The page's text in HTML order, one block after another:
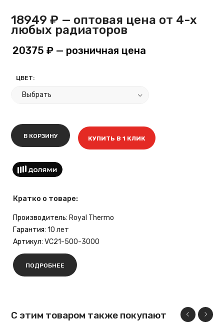
18949 ₽ — оптовая цена от 4-х
любых радиаторов
20375 ₽ — розничная цена
ЦВЕТ:
В КОРЗИНУ КУПИТЬ В 1 КЛИК
Кратко о товаре:
Производитель: Royal Thermo
Гарантия: 10 лет
Артикул: VC21-500-3000
ПОДРОБНЕЕ
С этим товаром также покупают